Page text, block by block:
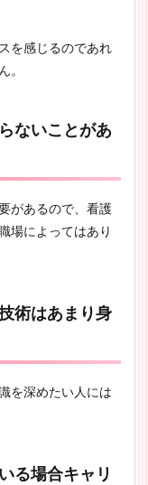
を感じるのであれ
。
ないことがあ
があるので、看護
場によってはあり
術はあまり身
を深めたい人には
る場合キャリ